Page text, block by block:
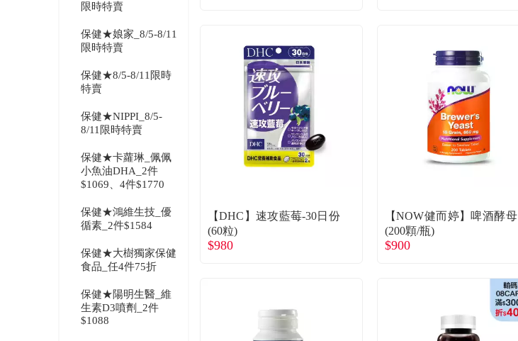
限時特賣
保健★娘家_8/5-8/11
限時特賣
保健★8/5-8/11限時
特賣
保健★NIPPI_8/5-
8/11限時特賣
保健★卡蘿琳_佩佩
小魚油DHA_2件
$1069、4件$1770
保健★鴻維生技_優
循素_2件$1584
保健★大樹獨家保健
食品_任4件75折
保健★陽明生醫_維
生素D3噴劑_2件
$1088
【DHC】速攻藍莓-30日份
(60粒)
$980
【NOW健而婷】啤酒酵母
(200顆/瓶)
$900